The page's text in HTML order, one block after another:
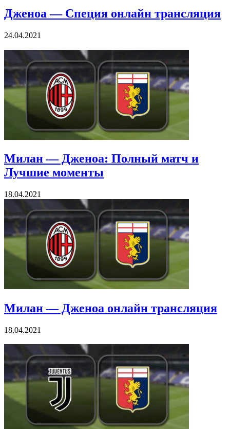
Дженоа — Специя онлайн трансляция
24.04.2021
Милан — Дженоа: Полный матч и
Лучшие моменты
18.04.2021
Милан — Дженоа онлайн трансляция
18.04.2021